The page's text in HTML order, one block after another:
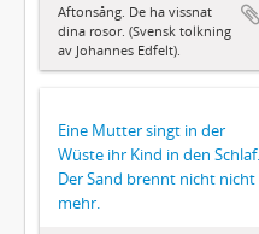
Aftonsång. De ha vissnat
dina rosor. (Svensk tolkning
av Johannes Edfelt).
Eine Mutter singt in der
Wüste ihr Kind in den Schlaf.
Der Sand brennt nicht nicht
mehr.